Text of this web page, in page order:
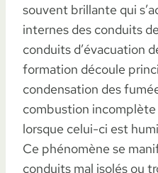
souvent brillante qui
internes des conduits
conduits d’évacuation
formation découle
condensation des
combustion
lorsque celui-ci est
Ce phénomène se
conduits mal isolés ou